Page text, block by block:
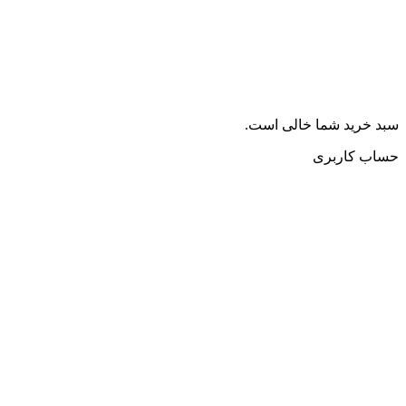
سبد خرید شما خالی است.
حساب کاربری